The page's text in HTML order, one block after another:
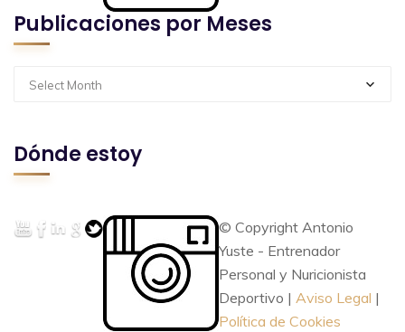
Publicaciones por Meses
Select Month
Dónde estoy
© Copyright Antonio
Yuste - Entrenador
Personal y Nuricionista
Deportivo | Aviso Legal |
Política de Cookies